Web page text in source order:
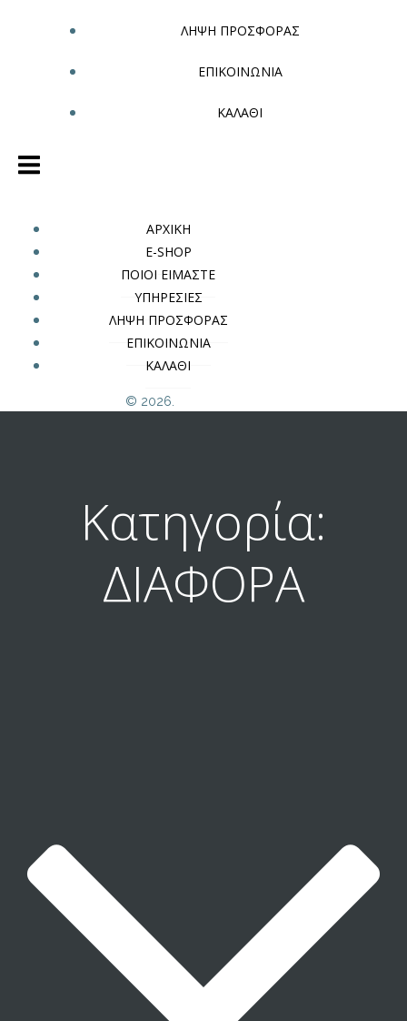
ΛΗΨΗ ΠΡΟΣΦΟΡΑΣ
ΕΠΙΚΟΙΝΩΝΙΑ
ΚΑΛΑΘΙ
ΑΡΧΙΚΗ
E-SHOP
ΠΟΙΟΙ ΕΙΜΑΣΤΕ
ΥΠΗΡΕΣΙΕΣ
ΛΗΨΗ ΠΡΟΣΦΟΡΑΣ
ΕΠΙΚΟΙΝΩΝΙΑ
ΚΑΛΑΘΙ
© 2026.
Κατηγορία:
ΔΙΑΦΟΡΑ